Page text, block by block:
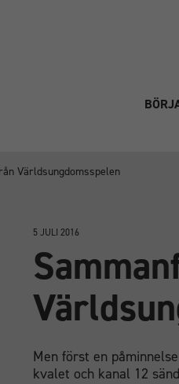
Världsungdomsspelen
5 JULI 2016
Men först en
kvalet och kanal 12